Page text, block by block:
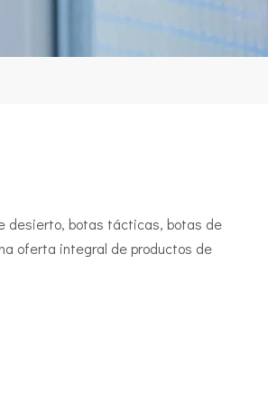
desierto, botas tácticas, botas de
oferta integral de productos de